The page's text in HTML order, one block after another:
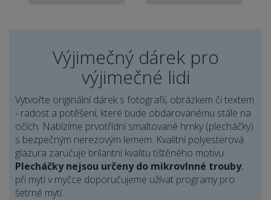
Výjimečný dárek pro
výjimečné lidi
Vytvořte originální dárek s fotografií, obrázkem či textem
- radost a potěšení, které bude obdarovanému stále na
očích. Nabízíme prvotřídní smaltované hrnky (plecháčky)
s bezpečným nerezovým lemem. Kvalitní polyesterová
glazura zaručuje brilantní kvalitu tištěného motivu.
Plecháčky nejsou určeny do mikrovlnné trouby,
při mytí v myčce doporučujeme užívat programy pro
šetrné mytí.